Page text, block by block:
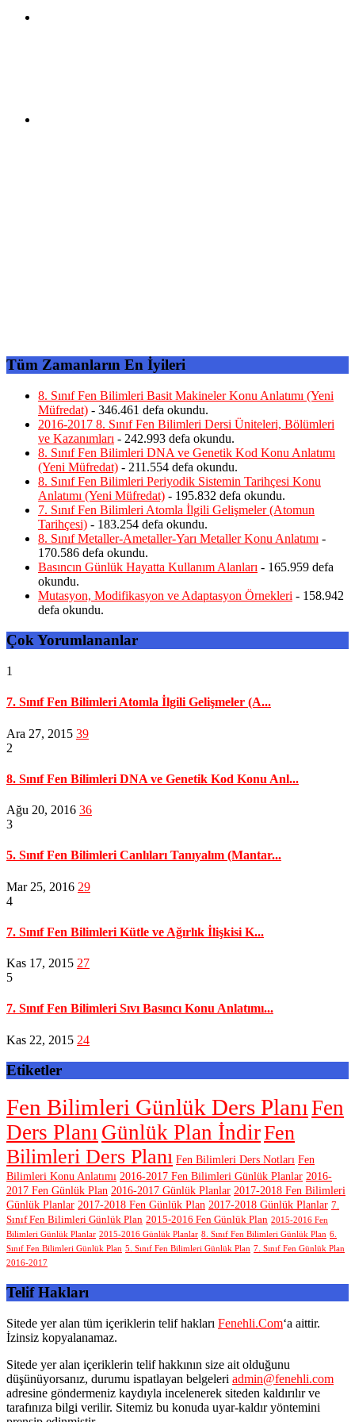
Tüm Zamanların En İyileri
8. Sınıf Fen Bilimleri Basit Makineler Konu Anlatımı (Yeni
Müfredat) - 346.461 defa okundu.
2016-2017 8. Sınıf Fen Bilimleri Dersi Üniteleri, Bölümleri
ve Kazanımları - 242.993 defa okundu.
8. Sınıf Fen Bilimleri DNA ve Genetik Kod Konu Anlatımı
(Yeni Müfredat) - 211.554 defa okundu.
8. Sınıf Fen Bilimleri Periyodik Sistemin Tarihçesi Konu
Anlatımı (Yeni Müfredat) - 195.832 defa okundu.
7. Sınıf Fen Bilimleri Atomla İlgili Gelişmeler (Atomun
Tarihçesi) - 183.254 defa okundu.
8. Sınıf Metaller-Ametaller-Yarı Metaller Konu Anlatımı -
170.586 defa okundu.
Basıncın Günlük Hayatta Kullanım Alanları - 165.959 defa
okundu.
Mutasyon, Modifikasyon ve Adaptasyon Örnekleri - 158.942
defa okundu.
Çok Yorumlananlar
1
7. Sınıf Fen Bilimleri Atomla İlgili Gelişmeler (A...
Ara 27, 2015 39
2
8. Sınıf Fen Bilimleri DNA ve Genetik Kod Konu Anl...
Ağu 20, 2016 36
3
5. Sınıf Fen Bilimleri Canlıları Tanıyalım (Mantar...
Mar 25, 2016 29
4
7. Sınıf Fen Bilimleri Kütle ve Ağırlık İlişkisi K...
Kas 17, 2015 27
5
7. Sınıf Fen Bilimleri Sıvı Basıncı Konu Anlatımı...
Kas 22, 2015 24
Etiketler
Fen Bilimleri Günlük Ders Planı Fen
Ders Planı Günlük Plan İndirFen
Bilimleri Ders Planı Fen Bilimleri Ders Notları Fen
Bilimleri Konu Anlatımı 2016-2017 Fen Bilimleri Günlük Planlar 2016-
2017 Fen Günlük Plan 2016-2017 Günlük Planlar 2017-2018 Fen Bilimleri
Günlük Planlar 2017-2018 Fen Günlük Plan 2017-2018 Günlük Planlar 7.
Sınıf Fen Bilimleri Günlük Plan 2015-2016 Fen Günlük Plan 2015-2016 Fen
Bilimleri Günlük Planlar 2015-2016 Günlük Planlar 8. Sınıf Fen Bilimleri Günlük Plan 6.
Sınıf Fen Bilimleri Günlük Plan 5. Sınıf Fen Bilimleri Günlük Plan 7. Sınıf Fen Günlük Plan
2016-2017
Telif Hakları
Sitede yer alan tüm içeriklerin telif hakları Fenehli.Com‘a aittir.
İzinsiz kopyalanamaz.
Sitede yer alan içeriklerin telif hakkının size ait olduğunu
düşünüyorsanız, durumu ispatlayan belgeleri admin@fenehli.com
adresine göndermeniz kaydıyla incelenerek siteden kaldırılır ve
tarafınıza bilgi verilir. Sitemiz bu konuda uyar-kaldır yöntemini